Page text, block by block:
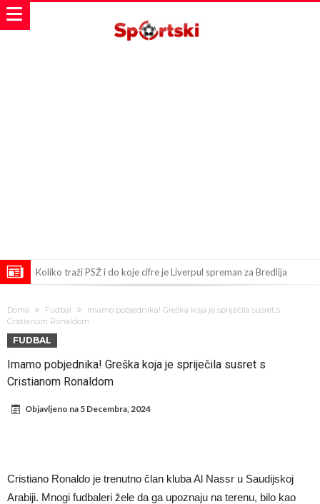
Koliko traži PSŽ i do koje cifre je Liverpul spreman za Bredlija
Direktor FIA o drami Formule 1: “Ne možemo da idemo toliko
daleko”
Prva ponuda za Leaa – odbijena!
Zašto je nepoznati italijanski petoligaš dobio čudesan stadion od 62
Doma Fudbal
Imamo pobjednika! Greška koja je spriječila susret s
Cristianom Ronaldom
FUDBAL
Imamo pobjednika! Greška koja je spriječila susret s
Cristianom Ronaldom
Objavljeno na 5 Decembra, 2024
Cristiano Ronaldo je trenutno član kluba Al Nassr u Saudijskoj
Arabiji. Mnogi fudbaleri žele da ga upoznaju na terenu, bilo kao